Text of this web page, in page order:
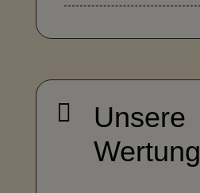

Unsere
Wertung